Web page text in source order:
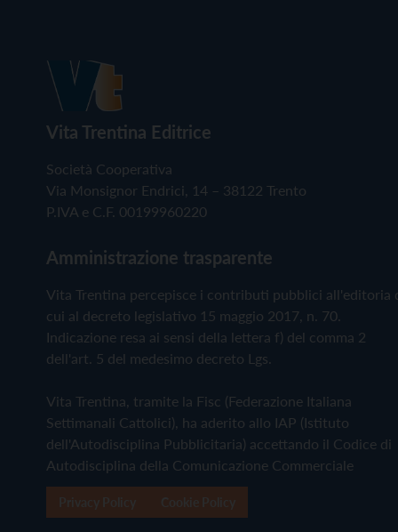
Vita Trentina Editrice
Società Cooperativa
Via Monsignor Endrici, 14 – 38122 Trento
P.IVA e C.F. 00199960220
Amministrazione trasparente
Vita Trentina percepisce i contributi pubblici all'editoria
cui al decreto legislativo 15 maggio 2017, n. 70.
Indicazione resa ai sensi della lettera f) del comma 2
dell'art. 5 del medesimo decreto Lgs.
Vita Trentina, tramite la Fisc (Federazione Italiana
Settimanali Cattolici), ha aderito allo IAP (Istituto
dell'Autodisciplina Pubblicitaria) accettando il Codice di
Autodisciplina della Comunicazione Commerciale